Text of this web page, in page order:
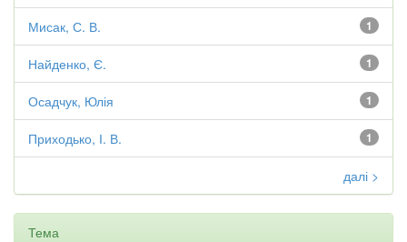
1
Мисак, С. В.
1
Найденко, Є.
1
Осадчук, Юлія
1
Приходько, І. В.
далі >
Тема